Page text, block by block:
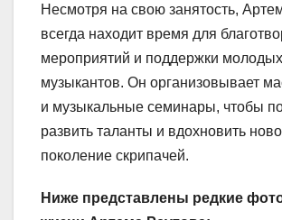
Несмотря на свою занятость,
всегда находит время для
мероприятий и поддержки молодых
музыкантов. Он организовывает
и музыкальные семинары, чтобы
развить таланты и вдохновить
поколение скрипачей.
Ниже представлены редкие